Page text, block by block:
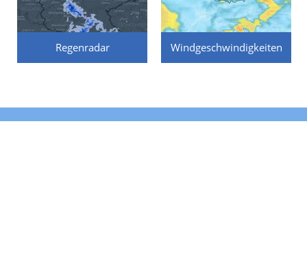
Regenradar Windgeschwindigkeiten